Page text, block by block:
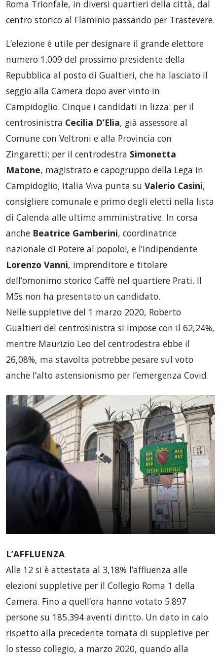
Roma Trionfale, in diversi quartieri della città, dal
centro storico al Flaminio passando per Trastevere.
L’elezione è utile per designare il grande elettore
numero 1.009 del prossimo presidente della
Repubblica al posto di Gualtieri, che ha lasciato il
seggio alla Camera dopo aver vinto in
Campidoglio. Cinque i candidati in lizza: per il
centrosinistra Cecilia D’Elia, già assessore al
Comune con Veltroni e alla Provincia con
Zingaretti; per il centrodestra Simonetta
Matone, magistrato e capogruppo della Lega in
Campidoglio; Italia Viva punta su Valerio Casini,
consigliere comunale e primo degli eletti nella lista
di Calenda alle ultime amministrative. In corsa
anche Beatrice Gamberini, coordinatrice
nazionale di Potere al popolo!, e l’indipendente
Lorenzo Vanni, imprenditore e titolare
dell’omonimo storico Caffè nel quartiere Prati. Il
M5s non ha presentato un candidato.
Nelle suppletive del 1 marzo 2020, Roberto
Gualtieri del centrosinistra si impose con il 62,24%,
mentre Maurizio Leo del centrodestra ebbe il
26,08%, ma stavolta potrebbe pesare sul voto
anche l’alto astensionismo per l’emergenza Covid.
L’AFFLUENZA
Alle 12 si è attestata al 3,18% l’affluenza alle
elezioni suppletive per il Collegio Roma 1 della
Camera. Fino a quell’ora hanno votato 5.897
persone su 185.394 aventi diritto. Un dato in calo
rispetto alla precedente tornata di suppletive per
lo stesso collegio, a marzo 2020, quando alla